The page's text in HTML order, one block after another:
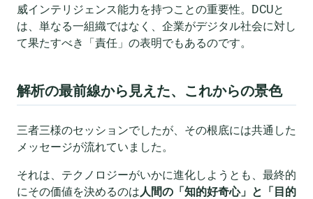
威インテリジェンス能力を持つことの重要性。DCUと
は、単なる一組織ではなく、企業がデジタル社会に対し
て果たすべき「責任」の表明でもあるのです。
解析の最前線から見えた、これからの景色
三者三様のセッションでしたが、その根底には共通した
メッセージが流れていました。
それは、テクノロジーがいかに進化しようとも、最終的
にその価値を決めるのは人間の「知的好奇心」と「目的